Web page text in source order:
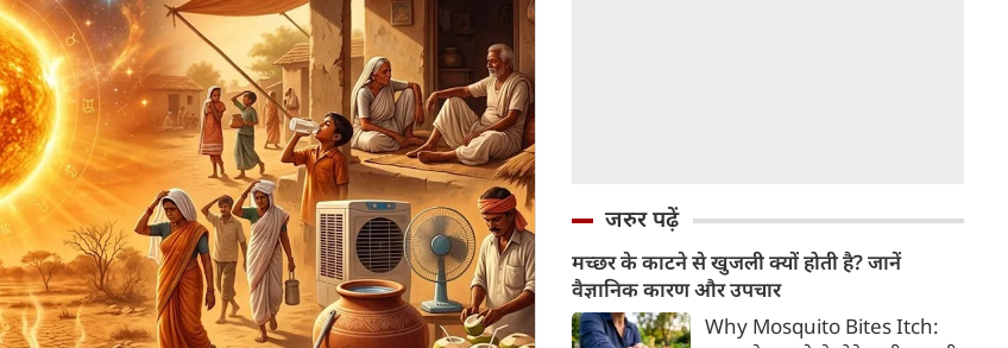
जरुर पढ़ें
मच्छर के काटने से खुजली क्यों होती है? जानें
वैज्ञानिक कारण और उपचार
Why Mosquito Bites Itch: